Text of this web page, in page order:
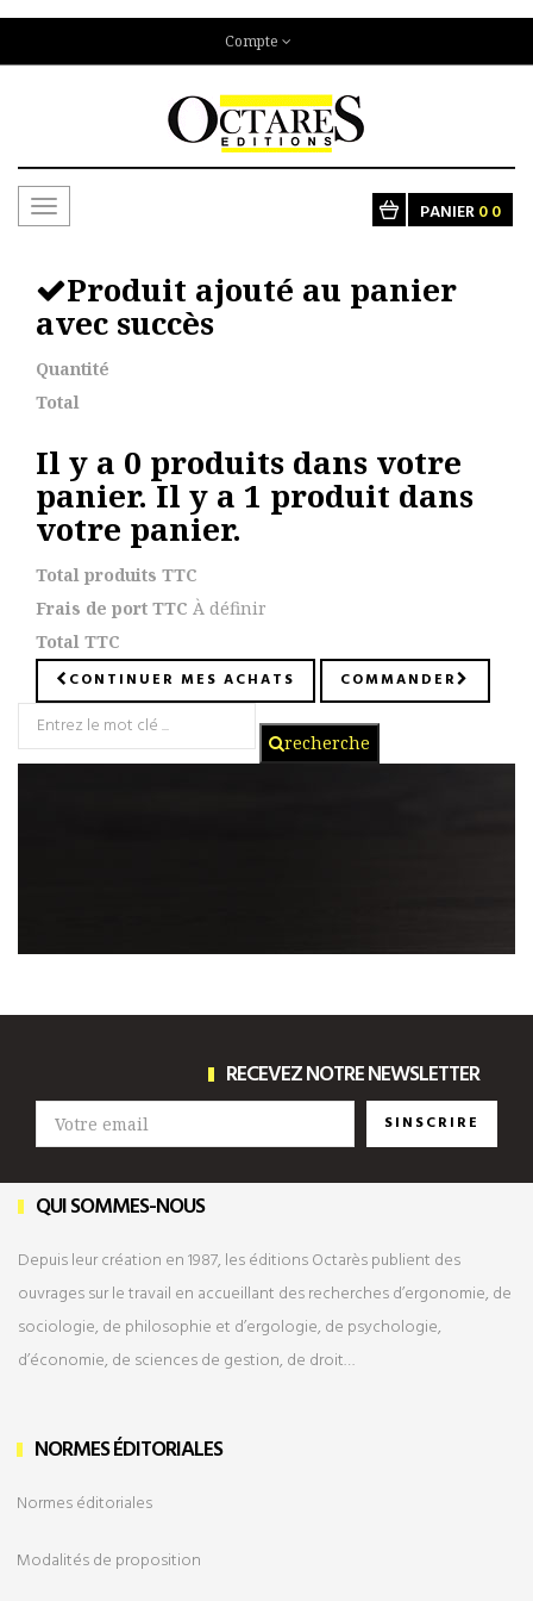
Compte
Toggle
PANIER00
Produit ajouté au panier
avec succès
Quantité
Total
Il y a 0 produits dans votre
panier.Il y a 1 produit dans
votre panier.
Total produits TTC
Frais de port TTC À définir
Total TTC
CONTINUER MES ACHATS COMMANDER
recherche
RECEVEZ NOTRE NEWSLETTER
SINSCRIRE
QUI SOMMES-NOUS
Depuis leur création en 1987, les éditions Octarès publient des
ouvrages sur le travail en accueillant des recherches d’ergonomie, de
sociologie, de philosophie et d’ergologie, de psychologie,
d’économie, de sciences de gestion, de droit…
NORMES ÉDITORIALES
Normes éditoriales
Modalités de proposition